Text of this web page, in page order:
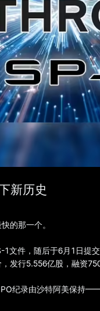
新历史
的那一个。
文件，随后于6月1日提
发行5.556亿股，融资
纪录由沙特阿美保持